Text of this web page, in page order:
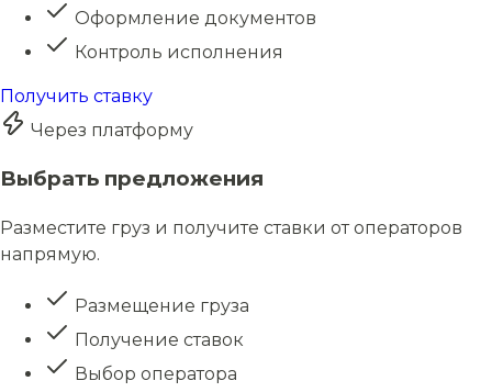
Оформление документов
Контроль исполнения
Получить ставку
Через платформу
Выбрать предложения
Разместите груз и получите ставки от операторов
напрямую.
Размещение груза
Получение ставок
Выбор оператора